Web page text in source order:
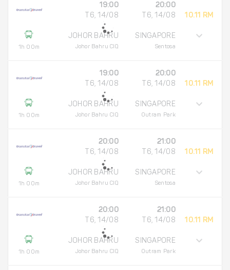
1h 00m
19:00
T6, 14/08
JOHOR BAHRU
Johor Bahru CIQ
20:00
T6, 14/08
SINGAPORE
Sentosa
10.11 RM
1h 00m
19:00
T6, 14/08
JOHOR BAHRU
Johor Bahru CIQ
20:00
T6, 14/08
SINGAPORE
Outram Park
10.11 RM
1h 00m
20:00
T6, 14/08
JOHOR BAHRU
Johor Bahru CIQ
21:00
T6, 14/08
SINGAPORE
Sentosa
10.11 RM
1h 00m
20:00
T6, 14/08
JOHOR BAHRU
Johor Bahru CIQ
21:00
T6, 14/08
SINGAPORE
Outram Park
10.11 RM